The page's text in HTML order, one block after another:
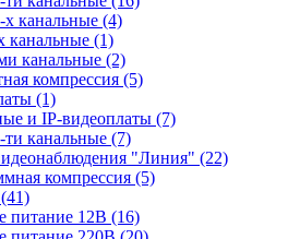
х канальные (4)
канальные (1)
канальные (2)
компрессия (5)
(1)
и IP-видеоплаты (7)
ти канальные (7)
"Линия" (22)
компрессия (5)
(41)
питание 12В (16)